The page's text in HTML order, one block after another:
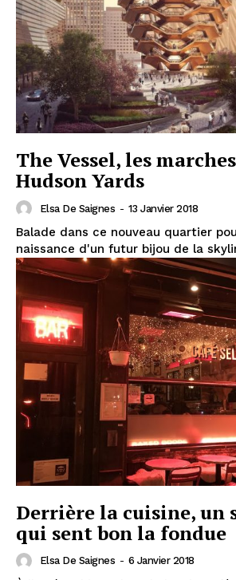
The Vessel, les
Hudson Yards
Elsa De Saignes - 13 Janvier 2018
Balade dans ce nouveau quartier
naissance d'un futur bijou de la
Derrière la cuisine, un
qui sent bon la fondue
Elsa De Saignes - 6 Janvier 2018